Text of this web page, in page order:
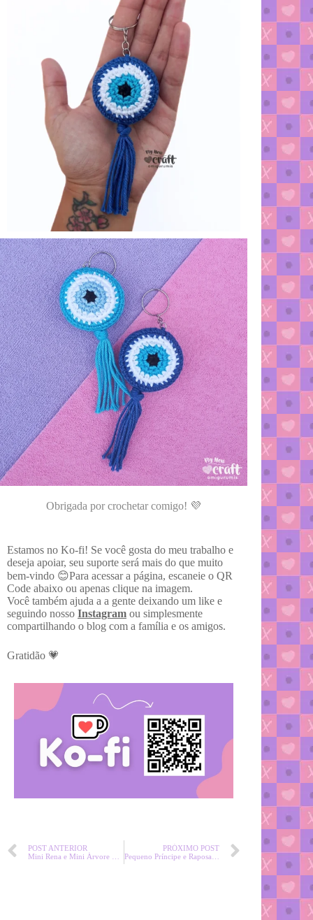
Obrigada por crochetar comigo! 💜
Estamos no Ko-fi! Se você gosta do meu trabalho e
deseja apoiar, seu suporte será mais do que muito
bem-vindo 😊Para acessar a página, escaneie o QR
Code abaixo ou apenas clique na imagem.
Você também ajuda a a gente deixando um like e
seguindo nosso Instagram ou simplesmente
compartilhando o blog com a família e os amigos.
Gratidão 💗
POST ANTERIOR
PRÓXIMO POST